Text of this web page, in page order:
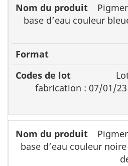
Nom
du
Codes
base d’eau couleur
fabrication : 07/01/
base d’eau couleur